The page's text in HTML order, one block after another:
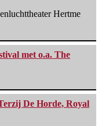
Hertme
met o.a. The
De Horde, Royal